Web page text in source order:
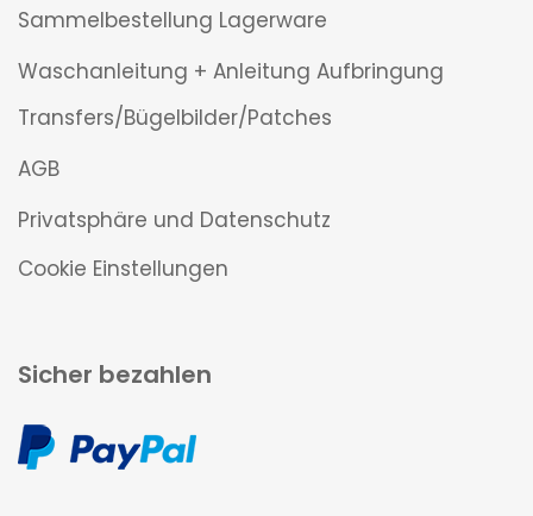
Sammelbestellung Lagerware
Waschanleitung + Anleitung Aufbringung
Transfers/Bügelbilder/Patches
AGB
Privatsphäre und Datenschutz
Cookie Einstellungen
Sicher bezahlen